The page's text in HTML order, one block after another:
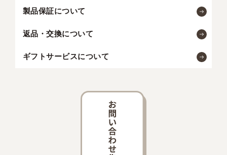
製品保証について
返品・交換について
ギフトサービスについて